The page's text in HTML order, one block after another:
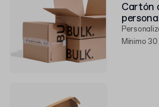
Cartón
Mínimo